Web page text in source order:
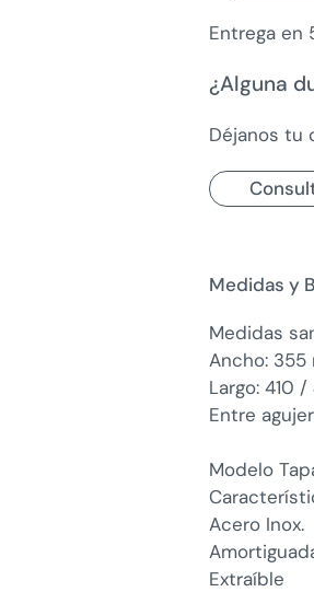
Entrega en
¿Alguna
Déjanos tu
Medidas y
Medidas
Ancho: 355
Largo: 410
Entre
Modelo
Acero Inox.
Extraíble